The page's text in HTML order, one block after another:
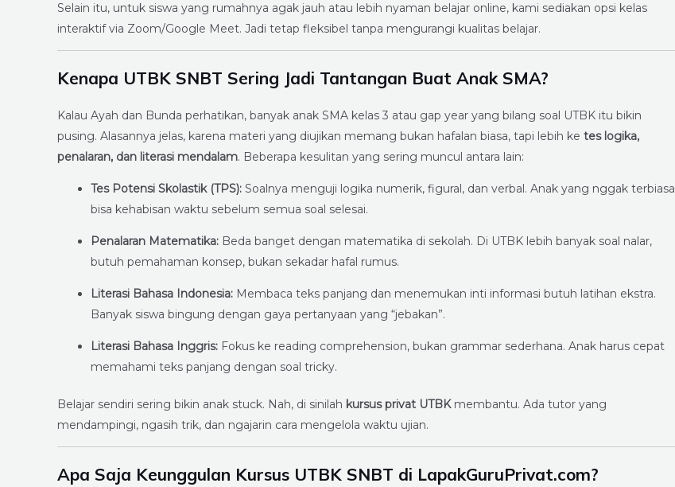
Selain itu, untuk siswa yang rumahnya agak jauh atau lebih nyaman belajar online, kami sediakan opsi kelas
interaktif via Zoom/Google Meet. Jadi tetap fleksibel tanpa mengurangi kualitas belajar.
Kenapa UTBK SNBT Sering Jadi Tantangan Buat Anak SMA?
Kalau Ayah dan Bunda perhatikan, banyak anak SMA kelas 3 atau gap year yang bilang soal UTBK itu bikin
pusing. Alasannya jelas, karena materi yang diujikan memang bukan hafalan biasa, tapi lebih ke tes logika,
penalaran, dan literasi mendalam. Beberapa kesulitan yang sering muncul antara lain:
Tes Potensi Skolastik (TPS): Soalnya menguji logika numerik, figural, dan verbal. Anak yang nggak terbiasa
bisa kehabisan waktu sebelum semua soal selesai.
Penalaran Matematika: Beda banget dengan matematika di sekolah. Di UTBK lebih banyak soal nalar,
butuh pemahaman konsep, bukan sekadar hafal rumus.
Literasi Bahasa Indonesia: Membaca teks panjang dan menemukan inti informasi butuh latihan ekstra.
Banyak siswa bingung dengan gaya pertanyaan yang “jebakan”.
Literasi Bahasa Inggris: Fokus ke reading comprehension, bukan grammar sederhana. Anak harus cepat
memahami teks panjang dengan soal tricky.
Belajar sendiri sering bikin anak stuck. Nah, di sinilah kursus privat UTBKmembantu. Ada tutor yang
mendampingi, ngasih trik, dan ngajarin cara mengelola waktu ujian.
Apa Saja Keunggulan Kursus UTBK SNBT di LapakGuruPrivat.com?